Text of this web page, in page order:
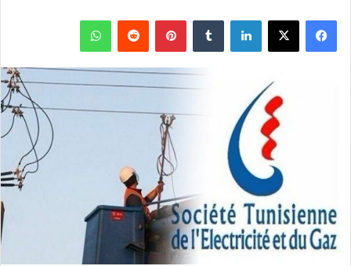
فيسبوك X لينكدإن بينتيريست واتساب